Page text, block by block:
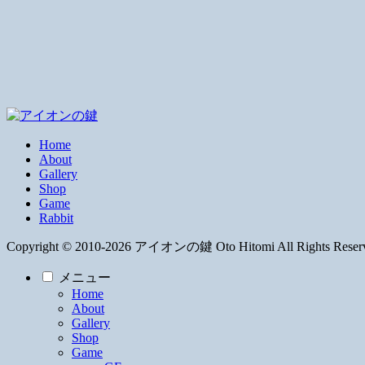
Home
About
Gallery
Shop
Game
Rabbit
Copyright © 2010-2026 アイオンの鍵 Oto Hitomi All Rights
メニュー
Home
About
Gallery
Shop
Game